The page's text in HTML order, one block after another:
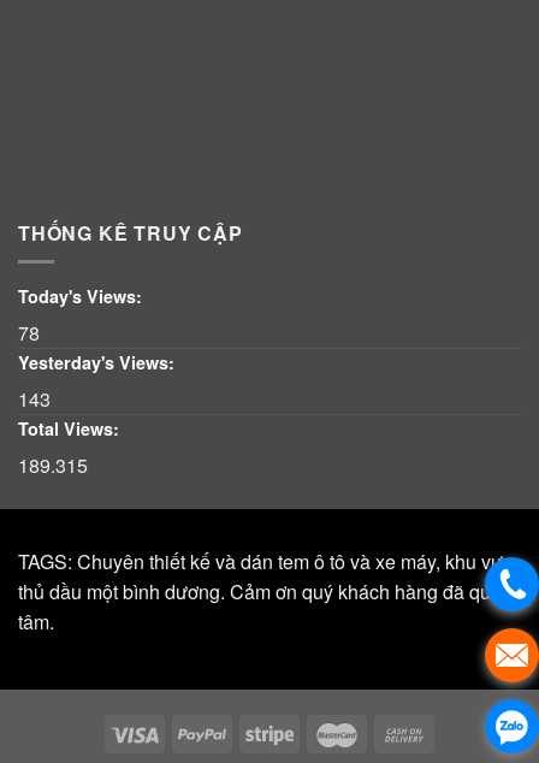
THỐNG KÊ TRUY CẬP
Today's Views:
78
Yesterday's Views:
143
Total Views:
189.315
TAGS: Chuyên thiết kế và dán tem ô tô và xe máy, khu vực,
thủ dầu một bình dương. Cảm ơn quý khách hàng đã quan
tâm.